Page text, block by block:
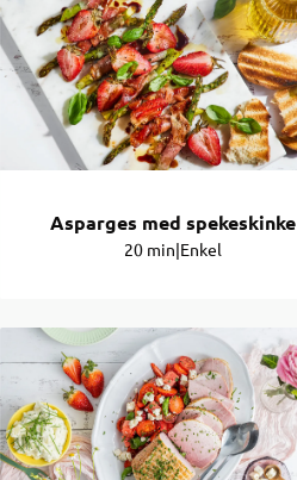
Asparges med spekeskinke
20 min|Enkel